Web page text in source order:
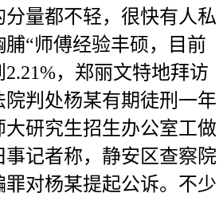
量都不轻，很快有人私
“师傅经验丰硕，目前
，郑丽文特地拜访
判处杨某有期徒刑一年
大研究生招生办公室工做
事记者称，静安区查察院
罪对杨某提起公诉。不少